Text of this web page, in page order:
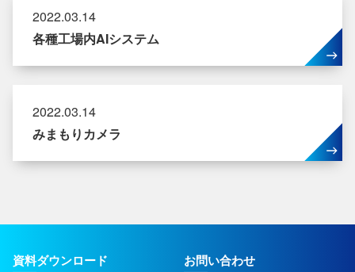
2022.03.14
各種工場内AIシステム
2022.03.14
みまもりカメラ
資料ダウンロード お問い合わせ